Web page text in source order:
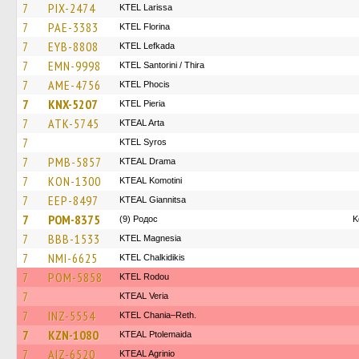
7 PIX-2474 KTEL Larissa
7 PAE-3383 KTEL Florina
7 EYB-8808 KTEL Lefkada
7 EMN-9998 KTEL Santorini / Thira
7 AME-4756 ΚΤΕL Phocis
7 KNX-5207 KTEL Pieria
7 ATK-5745 KTEAL Arta
7 KTEL Syros
7 PMB-5857 KTEAL Drama
7 KON-1300 KTEAL Komotini
7 EEP-8497 KTEAL Giannitsa
7 POM-8375 (9) Родос
7 BBB-1533 ΚΤΕL Magnesia
7 NMI-6625 ΚΤΕL Chalkidikis
7 POM-5858 ΚΤΕL Rodou
7 KTEAL Veria
7 INZ-5554 KTEL Chania–Reth.
7 KZN-1080 KTEAL Ptolemaida
7 AIZ-6520 KTEAL Agrinio